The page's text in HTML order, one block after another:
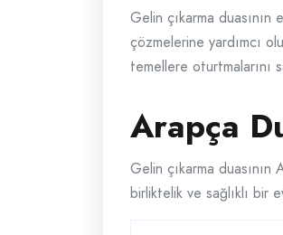
Gelin çıkarma
çözmelerine yardımcı
temellere oturtmalarını
Arapça
Gelin çıkarma
birliktelik ve sağlıklı bir